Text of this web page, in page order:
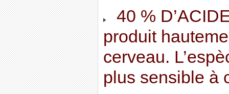
40 %
produit
cerveau.
plus sensible à